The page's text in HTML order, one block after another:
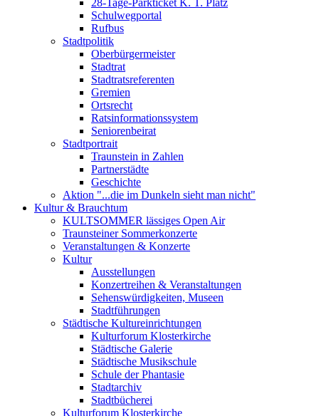
28-Tage-Parkticket K. T. Platz
Schulwegportal
Rufbus
Stadtpolitik
Oberbürgermeister
Stadtrat
Stadtratsreferenten
Gremien
Ortsrecht
Ratsinformationssystem
Seniorenbeirat
Stadtportrait
Traunstein in Zahlen
Partnerstädte
Geschichte
Aktion "...die im Dunkeln sieht man nicht"
Kultur & Brauchtum
KULTSOMMER lässiges Open Air
Traunsteiner Sommerkonzerte
Veranstaltungen & Konzerte
Kultur
Ausstellungen
Konzertreihen & Veranstaltungen
Sehenswürdigkeiten, Museen
Stadtführungen
Städtische Kultureinrichtungen
Kulturforum Klosterkirche
Städtische Galerie
Städtische Musikschule
Schule der Phantasie
Stadtarchiv
Stadtbücherei
Kulturforum Klosterkirche